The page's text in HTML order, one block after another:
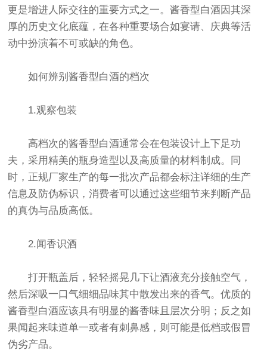
更是增进人际交往的重要方式之一。酱香型白酒因其深
厚的历史文化底蕴，在各种重要场合如宴请、庆典等活
动中扮演着不可或缺的角色。
如何辨别酱香型白酒的档次
1.观察包装
高档次的酱香型白酒通常会在包装设计上下足功
夫，采用精美的瓶身造型以及高质量的材料制成。同
时，正规厂家生产的每一批次产品都会标注详细的生产
信息及防伪标识，消费者可以通过这些细节来判断产品
的真伪与品质高低。
2.闻香识酒
打开瓶盖后，轻轻摇晃几下让酒液充分接触空气，
然后深吸一口气细细品味其中散发出来的香气。优质的
酱香型白酒应该具有明显的酱香味且层次分明；反之如
果闻起来味道单一或者有刺鼻感，则可能是低档或假冒
伪劣产品。